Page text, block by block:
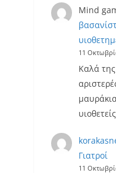
Mind
11
Καλά
Γιατροί
11